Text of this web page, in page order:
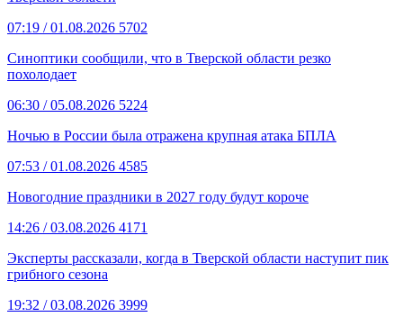
07:19 / 01.08.2026 5702
Синоптики сообщили, что в Тверской области резко
похолодает
06:30 / 05.08.2026 5224
Ночью в России была отражена крупная атака БПЛА
07:53 / 01.08.2026 4585
Новогодние праздники в 2027 году будут короче
14:26 / 03.08.2026 4171
Эксперты рассказали, когда в Тверской области наступит пик
грибного сезона
19:32 / 03.08.2026 3999